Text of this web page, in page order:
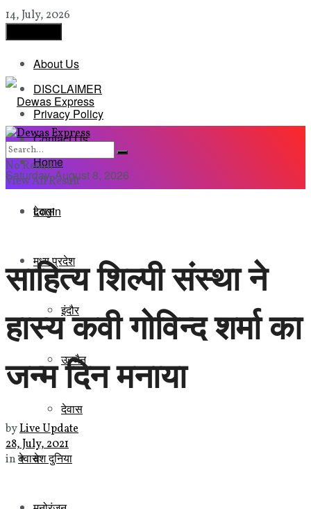
14, July, 2026
About Us
DISCLAIMER
Privacy Policy
Contact Us
Saturday, August 8, 2026
Login
Home
देवास
मध्य प्रदेश
इंदौर
उज्जैन
देवास
देश दुनिया
No Result
View All Result
साहित्य शिल्पी संस्था ने
हास्य कवी गोविन्द शर्मा का
जन्म दिन मनाया
byLive Update
28, July, 2021
inदेवास